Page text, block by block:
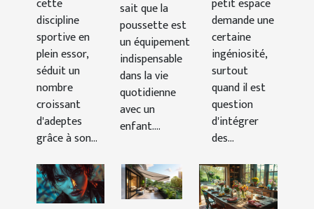
pratiques
cette
discipline
sportive en
plein essor,
séduit un
nombre
croissant
d'adeptes
grâce à son...
poussette
efficacement
sait que la
poussette est
un équipement
indispensable
dans la vie
quotidienne
avec un
enfant....
trois
portes
dans un
petit
espace
petit espace
demande une
certaine
ingéniosité,
surtout
quand il est
question
d'intégrer
des...